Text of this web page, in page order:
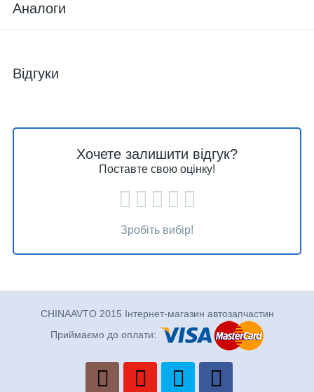
Аналоги
Відгуки
Хочете залишити відгук?
Поставте свою оцінку!
Зробіть вибір!
CHINAAVTO 2015 Інтернет-магазин автозапчастин
Приймаємо до оплати: